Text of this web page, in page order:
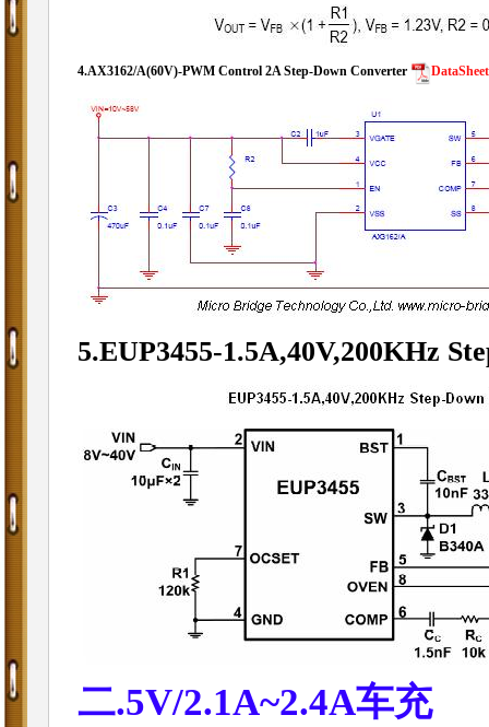
4.AX3162/A(60V)-PWM Control 2A Step-Down Converter DataSheet
5.EUP3455-1.5A,40V,200KHz
二.5V/2.1A~2.4A车充